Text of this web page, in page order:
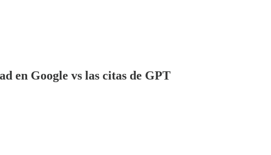
en Google vs las citas de GPT